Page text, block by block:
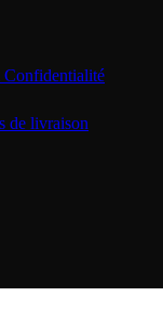
Confidentialité
de livraison